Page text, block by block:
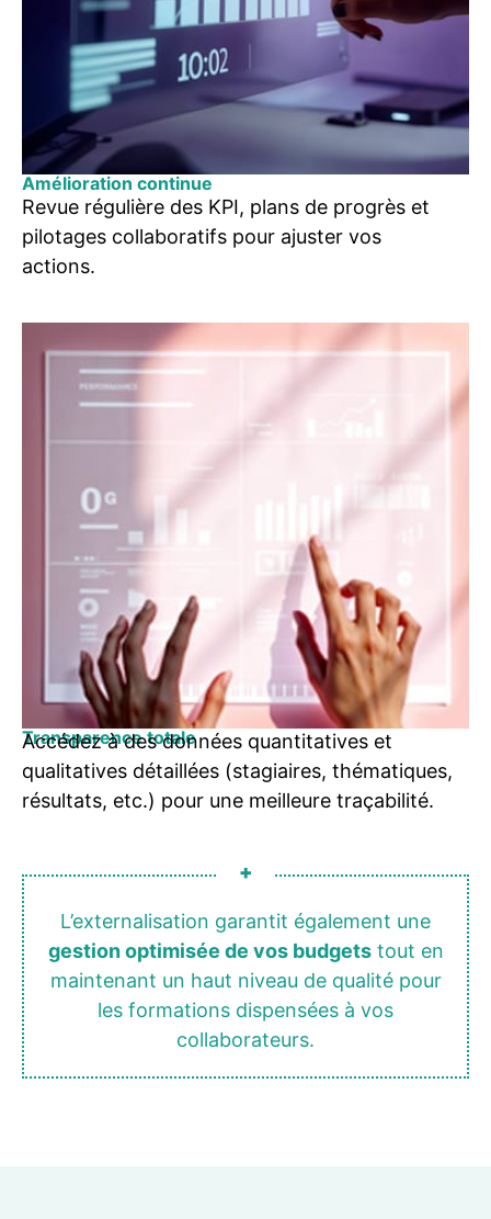
Amélioration continue
Revue régulière des KPI, plans de progrès et
pilotages collaboratifs pour ajuster vos
actions.
Transparence totale
Accédez à des données quantitatives et
qualitatives détaillées (stagiaires, thématiques,
résultats, etc.) pour une meilleure traçabilité.
+
L’externalisation garantit également une
gestion optimisée de vos budgetstout en
maintenant un haut niveau de qualité pour
les formations dispensées à vos
collaborateurs.